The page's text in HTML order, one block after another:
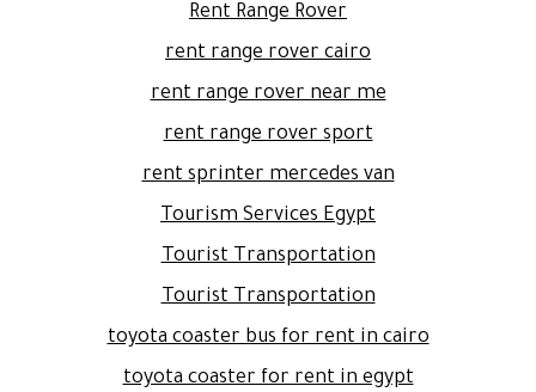
Rent Range Rover
rent range rover cairo
rent range rover near me
rent range rover sport
rent sprinter mercedes van
Tourism Services Egypt
Tourist Transportation
Tourist Transportation
toyota coaster bus for rent in cairo
toyota coaster for rent in egypt